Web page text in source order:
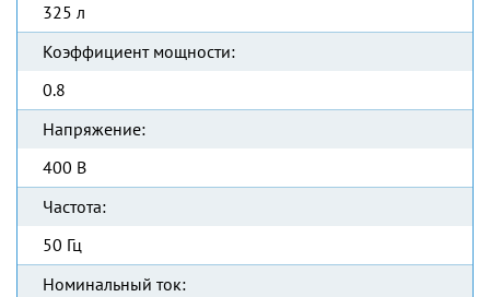
325 л
Коэффициент мощности:
0.8
Напряжение:
400 В
Частота:
50 Гц
Номинальный ток: